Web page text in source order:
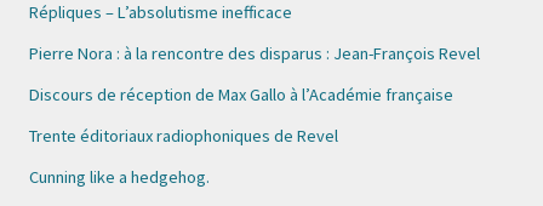
Répliques – L’absolutisme inefficace
Pierre Nora : à la rencontre des disparus : Jean-François Revel
Discours de réception de Max Gallo à l’Académie française
Trente éditoriaux radiophoniques de Revel
Cunning like a hedgehog.